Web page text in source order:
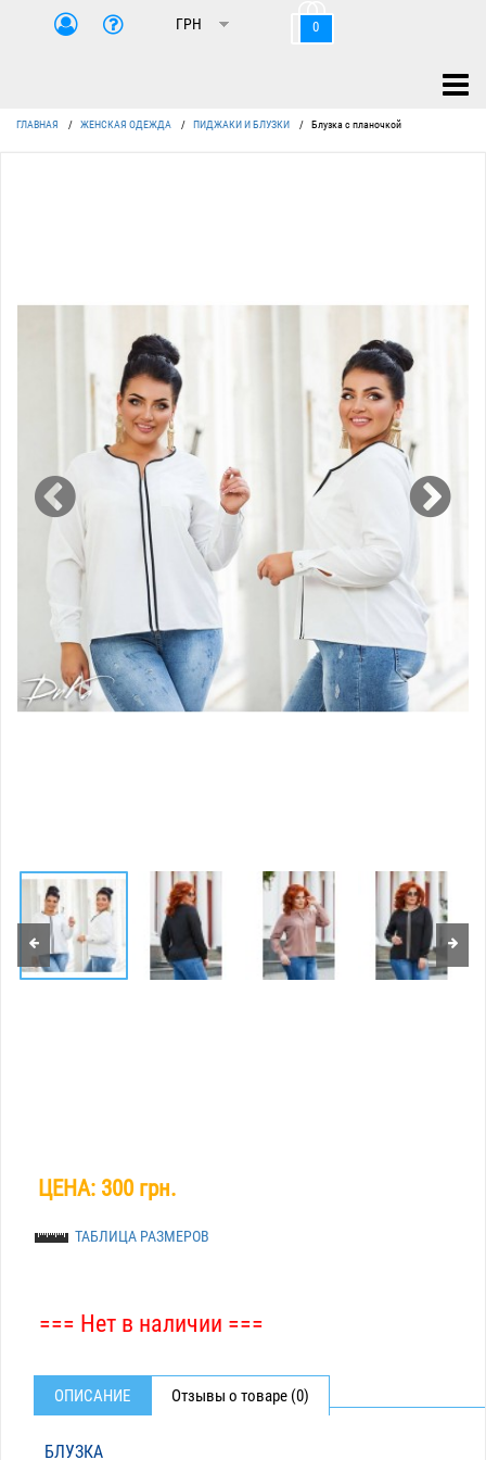
0
ГЛАВНАЯ / ЖЕНСКАЯ ОДЕЖДА / ПИДЖАКИ И БЛУЗКИ / Блузка с планочкой
ЦЕНА: 300 грн.
ТАБЛИЦА РАЗМЕРОВ
=== Нет в наличии ===
ОПИСАНИЕ Отзывы о товаре (0)
БЛУЗКА